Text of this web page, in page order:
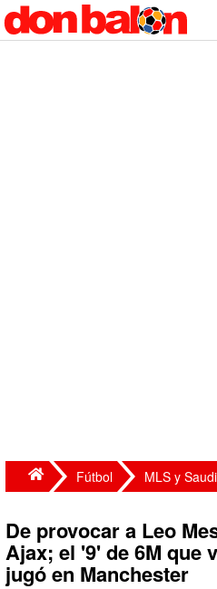
Fútbol MLS y
De provocar a Leo
Ajax; el '9' de 6M que
jugó en Manchester